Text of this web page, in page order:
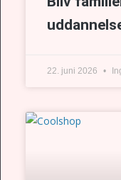
22. juni 2026